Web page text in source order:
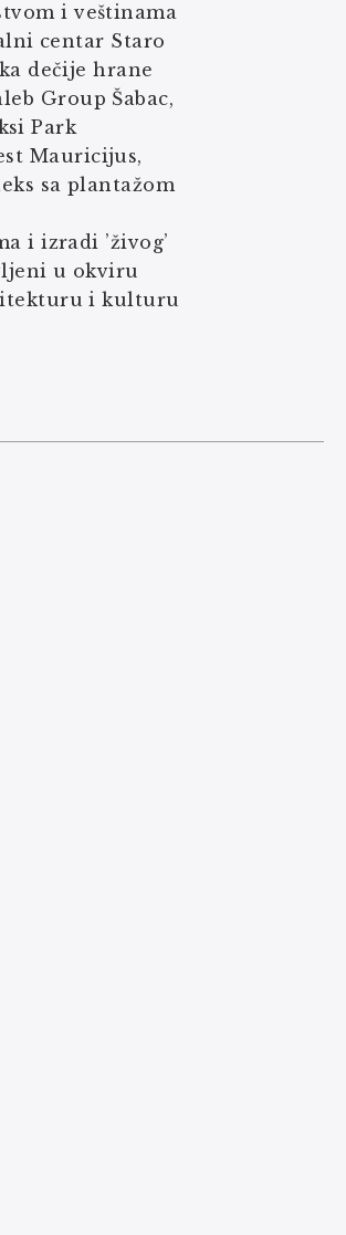
i veštinama
centar Staro
dečije hrane
Group Šabac,
Park
Mauricijus,
sa plantažom
i izradi ’živog’
u okviru
i kulturu